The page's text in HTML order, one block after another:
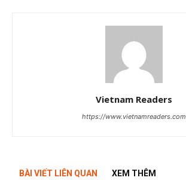
Vietnam Readers
https://www.vietnamreaders.com
BÀI VIẾT LIÊN QUAN XEM THÊM